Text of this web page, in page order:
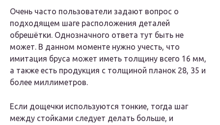
Очень часто пользователи задают вопрос о
подходящем шаге расположения деталей
обрешётки. Однозначного ответа тут быть не
может. В данном моменте нужно учесть, что
имитация бруса может иметь толщину всего 16 мм,
а также есть продукция с толщиной планок 28, 35 и
более миллиметров.
Если дощечки используются тонкие, тогда шаг
между стойками следует делать больше, и